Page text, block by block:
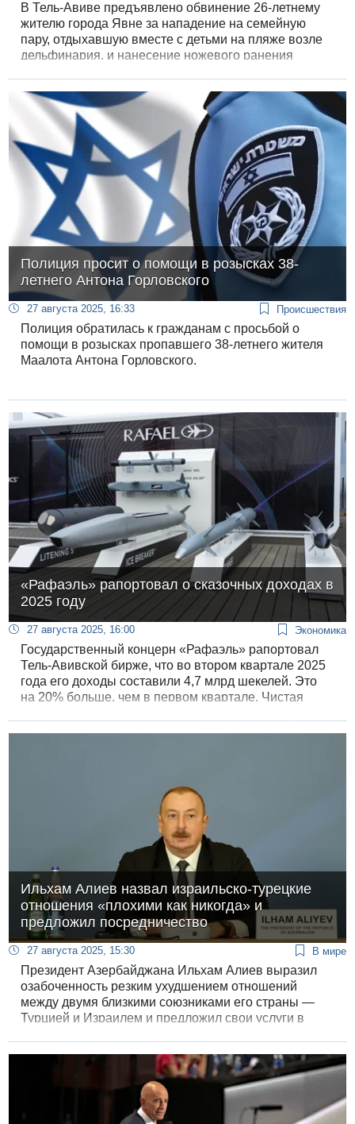
В Тель-Авиве предъявлено обвинение 26-летнему
жителю города Явне за нападение на семейную
пару, отдыхавшую вместе с детьми на пляже возле
дельфинария, и нанесение ножевого ранения
Полиция просит о помощи в розысках 38-
летнего Антона Горловского
27 августа 2025, 16:33 Происшествия
Полиция обратилась к гражданам с просьбой о
помощи в розысках пропавшего 38-летнего жителя
Маалота Антона Горловского.
«Рафаэль» рапортовал о сказочных доходах в
2025 году
27 августа 2025, 16:00 Экономика
Государственный концерн «Рафаэль» рапортовал
Тель-Авивской бирже, что во втором квартале 2025
года его доходы составили 4,7 млрд шекелей. Это
на 20% больше, чем в первом квартале. Чистая
Ильхам Алиев назвал израильско-турецкие
отношения «плохими как никогда» и
предложил посредничество
27 августа 2025, 15:30 В мире
Президент Азербайджана Ильхам Алиев выразил
озабоченность резким ухудшением отношений
между двумя близкими союзниками его страны —
Турцией и Израилем и предложил свои услуги в